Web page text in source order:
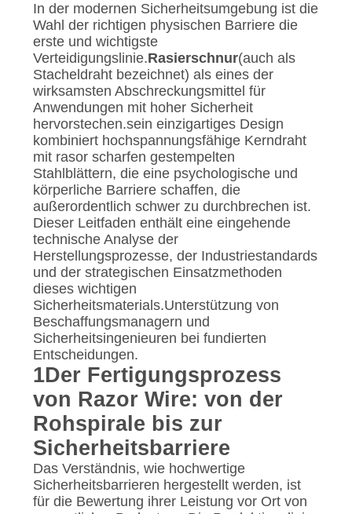
In der modernen Sicherheitsumgebung ist die
Wahl der richtigen physischen Barriere die
erste und wichtigste
Verteidigungslinie.Rasierschnur(auch als
Stacheldraht bezeichnet) als eines der
wirksamsten Abschreckungsmittel für
Anwendungen mit hoher Sicherheit
hervorstechen.sein einzigartiges Design
kombiniert hochspannungsfähige Kerndraht
mit rasor scharfen gestempelten
Stahlblättern, die eine psychologische und
körperliche Barriere schaffen, die
außerordentlich schwer zu durchbrechen ist.
Dieser Leitfaden enthält eine eingehende
technische Analyse der
Herstellungsprozesse, der Industriestandards
und der strategischen Einsatzmethoden
dieses wichtigen
Sicherheitsmaterials.Unterstützung von
Beschaffungsmanagern und
Sicherheitsingenieuren bei fundierten
Entscheidungen.
1Der Fertigungsprozess
von Razor Wire: von der
Rohspirale bis zur
Sicherheitsbarriere
Das Verständnis, wie hochwertige
Sicherheitsbarrieren hergestellt werden, ist
für die Bewertung ihrer Leistung vor Ort von